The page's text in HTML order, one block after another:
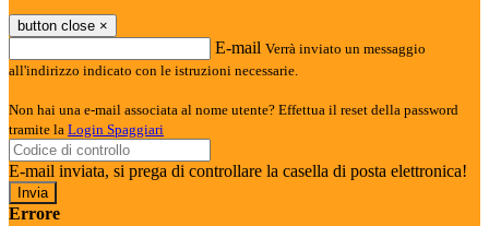
button close ×
E-mail Verrà inviato un messaggio
all'indirizzo indicato con le istruzioni necessarie.
Non hai una e-mail associata al nome utente? Effettua il reset della password
tramite la Login Spaggiari
E-mail inviata, si prega di controllare la casella di posta elettronica!
Errore